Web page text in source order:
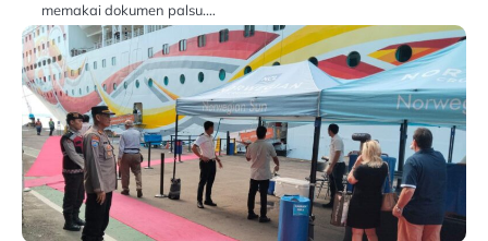
memakai dokumen palsu.…